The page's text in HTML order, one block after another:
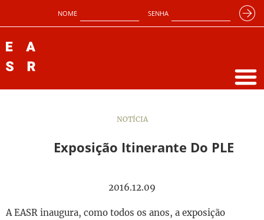
NOME SENHA
NOTÍCIA
Exposição Itinerante Do PLE
2016.12.09
A EASR inaugura, como todos os anos, a exposição